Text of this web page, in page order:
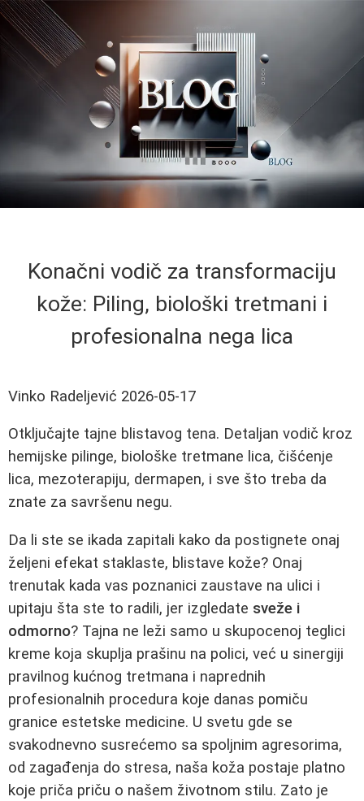
Konačni vodič za transformaciju
kože: Piling, biološki tretmani i
profesionalna nega lica
Vinko Radeljević 2026-05-17
Otključajte tajne blistavog tena. Detaljan vodič kroz
hemijske pilinge, biološke tretmane lica, čišćenje
lica, mezoterapiju, dermapen, i sve što treba da
znate za savršenu negu.
Da li ste se ikada zapitali kako da postignete onaj
željeni efekat staklaste, blistave kože? Onaj
trenutak kada vas poznanici zaustave na ulici i
upitaju šta ste to radili, jer izgledate sveže i
odmorno? Tajna ne leži samo u skupocenoj teglici
kreme koja skuplja prašinu na polici, već u sinergiji
pravilnog kućnog tretmana i naprednih
profesionalnih procedura koje danas pomiču
granice estetske medicine. U svetu gde se
svakodnevno susrećemo sa spoljnim agresorima,
od zagađenja do stresa, naša koža postaje platno
koje priča priču o našem životnom stilu. Zato je